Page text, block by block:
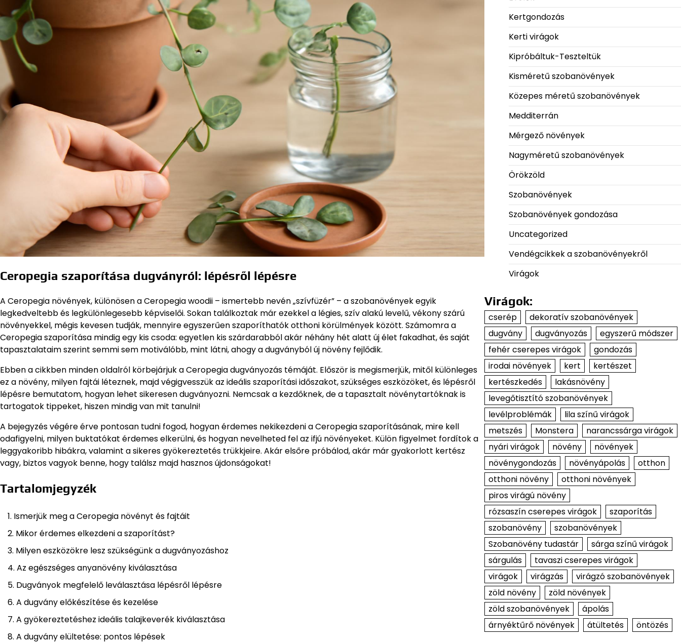
Ceropegia szaporítása dugványról: lépésről lépésre
A Ceropegia növények, különösen a Ceropegia woodii – ismertebb nevén „szívfüzér” – a szobanövények egyik
legkedveltebb és legkülönlegesebb képviselői. Sokan találkoztak már ezekkel a légies, szív alakú levelű, vékony szárú
növényekkel, mégis kevesen tudják, mennyire egyszerűen szaporíthatók otthoni körülmények között. Számomra a
Ceropegia szaporítása mindig egy kis csoda: egyetlen kis szárdarabból akár néhány hét alatt új élet fakadhat, és saját
tapasztalataim szerint semmi sem motiválóbb, mint látni, ahogy a dugványból új növény fejlődik.
Ebben a cikkben minden oldalról körbejárjuk a Ceropegia dugványozás témáját. Először is megismerjük, mitől különleges
ez a növény, milyen fajtái léteznek, majd végigvesszük az ideális szaporítási időszakot, szükséges eszközöket, és lépésről
lépésre bemutatom, hogyan lehet sikeresen dugványozni. Nemcsak a kezdőknek, de a tapasztalt növénytartóknak is
tartogatok tippeket, hiszen mindig van mit tanulni!
A bejegyzés végére érve pontosan tudni fogod, hogyan érdemes nekikezdeni a Ceropegia szaporításának, mire kell
odafigyelni, milyen buktatókat érdemes elkerülni, és hogyan nevelheted fel az ifjú növényeket. Külön figyelmet fordítok a
leggyakoribb hibákra, valamint a sikeres gyökereztetés trükkjeire. Akár elsőre próbálod, akár már gyakorlott kertész
vagy, biztos vagyok benne, hogy találsz majd hasznos újdonságokat!
Tartalomjegyzék
Ismerjük meg a Ceropegia növényt és fajtáit
Mikor érdemes elkezdeni a szaporítást?
Milyen eszközökre lesz szükségünk a dugványozáshoz
Az egészséges anyanövény kiválasztása
Dugványok megfelelő leválasztása lépésről lépésre
A dugvány előkészítése és kezelése
A gyökereztetéshez ideális talajkeverék kiválasztása
A dugvány elültetése: pontos lépések
Kertgondozás
Kerti virágok
Kipróbáltuk-Teszteltük
Kisméretű szobanövények
Közepes méretű szobanövények
Medditerrán
Mérgező növények
Nagyméretű szobanövények
Örökzöld
Szobanövények
Szobanövények gondozása
Uncategorized
Vendégcikkek a szobanövényekről
Virágok
Virágok:
cserép
dekoratív szobanövények
dugvány
dugványozás
egyszerű módszer
fehér cserepes virágok
gondozás
irodai növények
kert
kertészet
kertészkedés
lakásnövény
levegőtisztító szobanövények
levélproblémák
lila színű virágok
metszés
Monstera
narancssárga virágok
nyári virágok
növény
növények
növénygondozás
növényápolás
otthon
otthoni növény
otthoni növények
piros virágú növény
rózsaszín cserepes virágok
szaporítás
szobanövény
szobanövények
Szobanövény tudastár
sárga színű virágok
sárgulás
tavaszi cserepes virágok
virágok
virágzás
virágzó szobanövények
zöld növény
zöld növények
zöld szobanövények
ápolás
árnyéktűrő növények
átültetés öntözés